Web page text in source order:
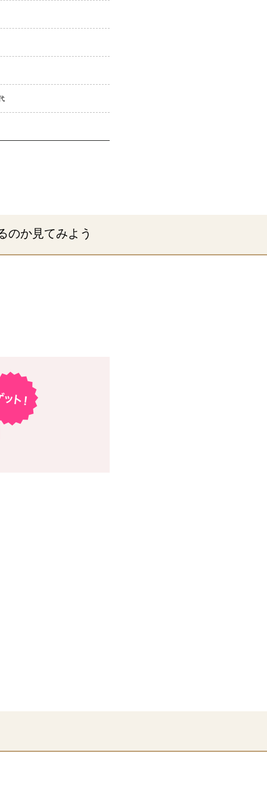
のか見てみよう